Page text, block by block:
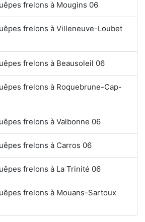
frelons à Mougins 06
frelons à Villeneuve-Loubet
frelons à Beausoleil 06
frelons à Roquebrune-Cap-
frelons à Valbonne 06
frelons à Carros 06
frelons à La Trinité 06
frelons à Mouans-Sartoux